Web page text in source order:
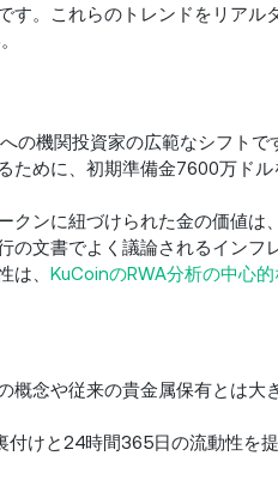
。これらのトレンドをリアル
の機関投資家の広範なシフトで
ために、初期準備金7600万ド
クンに紐づけられた金の価値は
文書でよく議論されるインフ
は、 KuCoinのRWA分析の中心的
念や従来の貴金属保有とは大
けと24時間365日の流動性を